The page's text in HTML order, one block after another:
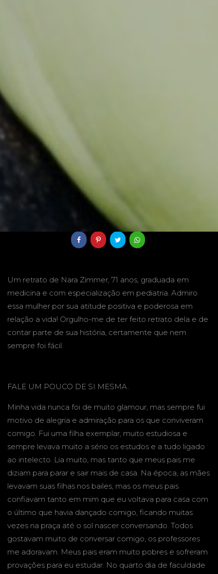
15/07/2020
Compartilhe
Um retrato de Nara Zimmer, 71 anos, graduada em
medicina e com especialização em pediatria. Admiro
essa mulher por sua atitude positiva e poderosa em
relação a vida! Orgulho-me de ter feito retrato dela e de
contar parte de sua história, certamente que nem
sempre foi fácil.
FALE UM POUCO DE SI MESMA.
Minha vida nunca foi de muito glamour, mas sempre fui
motivo de alegria e admiração para os que conviveram
comigo. Fui uma filha exemplar, muito estudiosa e
sempre levava muito a sério os estudos e a tudo ligado
ao intelecto. Lia muito, mas tanto que meus pais me
diziam para parar e sair mais de casa. Na época, as mães
levavam suas filhas nos bailes, mas os meus pais
confiavam tanto em mim que eu voltava para casa com
o último que havia dançado comigo, ficando muitas
vezes na praça até o sol nascer conversando. Todos
gostavam muito de conversar comigo, os professores
me adoravam. Meus pais eram muito pobres e sofreram
provações para eu estudar. No quarto dia de faculdade